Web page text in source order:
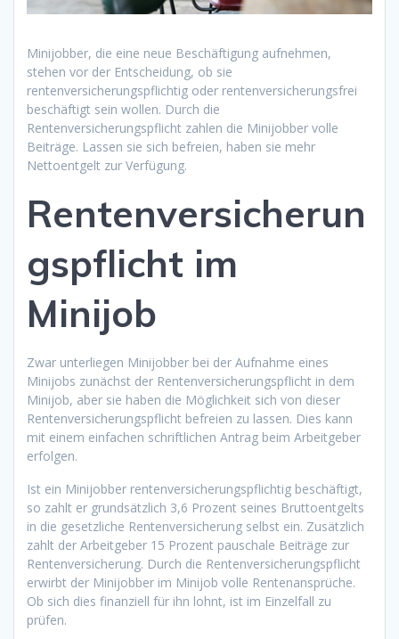
Minijobber, die eine neue Beschäftigung aufnehmen,
stehen vor der Entscheidung, ob sie
rentenversicherungspflichtig oder rentenversicherungsfrei
beschäftigt sein wollen. Durch die
Rentenversicherungspflicht zahlen die Minijobber volle
Beiträge. Lassen sie sich befreien, haben sie mehr
Nettoentgelt zur Verfügung.
Rentenversicherun
gspflicht im
Minijob
Zwar unterliegen Minijobber bei der Aufnahme eines
Minijobs zunächst der Rentenversicherungspflicht in dem
Minijob, aber sie haben die Möglichkeit sich von dieser
Rentenversicherungspflicht befreien zu lassen. Dies kann
mit einem einfachen schriftlichen Antrag beim Arbeitgeber
erfolgen.
Ist ein Minijobber rentenversicherungspflichtig beschäftigt,
so zahlt er grundsätzlich 3,6 Prozent seines Bruttoentgelts
in die gesetzliche Rentenversicherung selbst ein. Zusätzlich
zahlt der Arbeitgeber 15 Prozent pauschale Beiträge zur
Rentenversicherung. Durch die Rentenversicherungspflicht
erwirbt der Minijobber im Minijob volle Rentenansprüche.
Ob sich dies finanziell für ihn lohnt, ist im Einzelfall zu
prüfen.